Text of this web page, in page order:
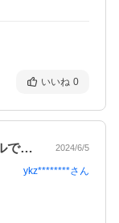
いいね 0
すぐ届きました。デザインがシンプルで気… 2024/6/5
ykz********さん